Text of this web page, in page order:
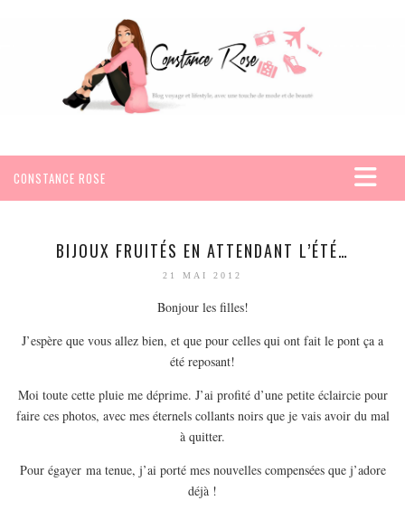
CONSTANCE ROSE
VOYAGES
EUROPE
FRANCE
BIJOUX FRUITÉS EN ATTENDANT L’ÉTÉ…
21 MAI 2012
Bonjour les filles!
J’espère que vous allez bien, et que pour celles qui ont fait le pont ça a
été reposant!
Moi toute cette pluie me déprime. J’ai profité d’une petite éclaircie pour
faire ces photos, avec mes éternels collants noirs que je vais avoir du mal
à quitter.
Pour égayer ma tenue, j’ai porté mes nouvelles compensées que j’adore
déjà !